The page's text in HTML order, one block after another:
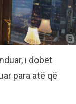
i dobët
para atë që